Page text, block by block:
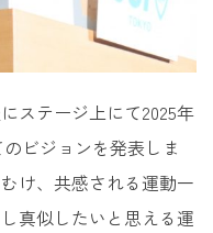
ステージ上にて2025年
ビジョンを発表しま
け、共感される運動一
真似したいと思える運